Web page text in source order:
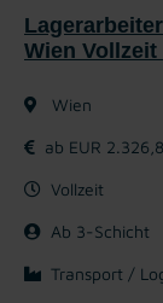
Wien Vollzeit
Wien
ab EUR
Vollzeit
Ab 3-Schicht
Transport /